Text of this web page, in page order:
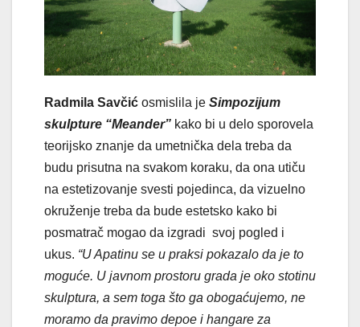
Radmila Savčić osmislila je Simpozijum
skulpture “Meander” kako bi u delo sporovela
teorijsko znanje da umetnička dela treba da
budu prisutna na svakom koraku, da ona utiču
na estetizovanje svesti pojedinca, da vizuelno
okruženje treba da bude estetsko kako bi
posmatrač mogao da izgradi svoj pogled i
ukus. “U Apatinu se u praksi pokazalo da je to
moguće. U javnom prostoru grada je oko stotinu
skulptura, a sem toga što ga obogaćujemo, ne
moramo da pravimo depoe i hangare za